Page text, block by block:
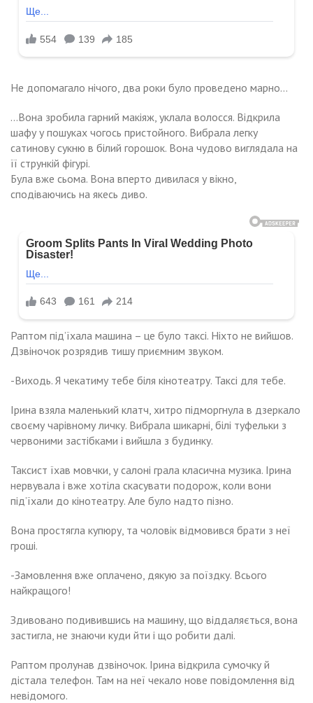
Не допомагало нічого, два роки було проведено марно…
…Вона зробила гарний макіяж, уклала волосся. Відкрила
шафу у пошуках чогось пристойного. Вибрала легку
сатинову сукню в білий горошок. Вона чудово виглядала на
її стрункій фігурі.
Була вже сьома. Вона вперто дивилася у вікно,
сподіваючись на якесь диво.
Раптом під’їхала машина – це було таксі. Ніхто не вийшов.
Дзвіночок розрядив тишу приємним звуком.
-Виходь. Я чекатиму тебе біля кінотеатру. Таксі для тебе.
Ірина взяла маленький клатч, хитро підморгнула в дзеркало
своєму чарівному личку. Вибрала шикарні, білі туфельки з
червоними застібками і вийшла з будинку.
Таксист їхав мовчки, у салоні грала класична музика. Ірина
нервувала і вже хотіла скасувати подорож, коли вони
під’їхали до кінотеатру. Але було надто пізно.
Вона простягла купюру, та чоловік відмовився брати з неї
гроші.
-Замовлення вже оплачено, дякую за поїздку. Всього
найкращого!
Здивовано подивившись на машину, що віддаляється, вона
застигла, не знаючи куди йти і що робити далі.
Раптом пролунав дзвіночок. Ірина відкрила сумочку й
дістала телефон. Там на неї чекало нове повідомлення від
невідомого.